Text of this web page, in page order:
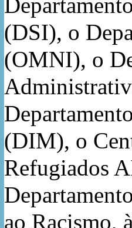
(DSI), o
(OMNI), o
(DIM), o
Refugiados
ao Racismo,